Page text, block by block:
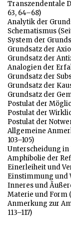
Transzendentale
63, 64–68)
Analytik der
Schematismus
System der
Grundsatz der
Grundsatz der
Analogien der
Grundsatz der
Grundsatz der
Grundsatz der
Postulat der
Postulat der
Postulat der
Allgemeine
103–105)
Unterscheidung in
Amphibolie der
Einerleiheit und
Einstimmung und
Inneres und
Materie und Form
Anmerkung zur
113–117)